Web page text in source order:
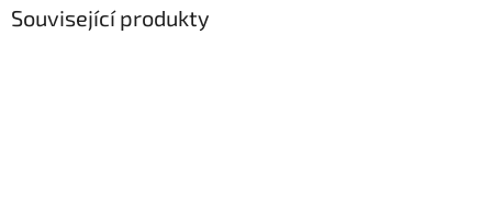
Související produkty